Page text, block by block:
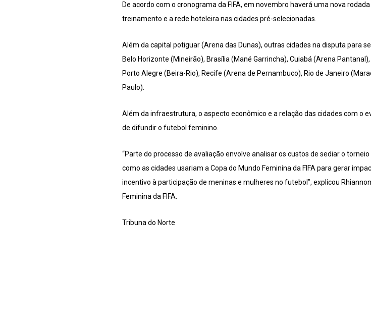
De acordo com o cronograma da FIFA, em novembro haverá uma nova
treinamento e a rede hoteleira nas cidades pré-selecionadas.
Além da capital potiguar (Arena das Dunas), outras cidades na disputa para
Belo Horizonte (Mineirão), Brasília (Mané Garrincha), Cuiabá (Arena
Porto Alegre (Beira-Rio), Recife (Arena de Pernambuco), Rio de Janeiro
Paulo).
Além da infraestrutura, o aspecto econômico e a relação das cidades com o
de difundir o futebol feminino.
“Parte do processo de avaliação envolve analisar os custos de sediar o
como as cidades usariam a Copa do Mundo Feminina da FIFA para gerar
incentivo à participação de meninas e mulheres no futebol”, explicou
Feminina da FIFA.
Tribuna do Norte